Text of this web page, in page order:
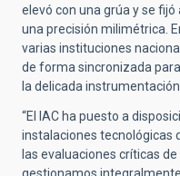
elevó con una grúa y se
una precisión milimétrica.
varias instituciones
de forma sincronizada
la delicada
“El IAC ha puesto a
instalaciones tecnológicas
las evaluaciones críticas